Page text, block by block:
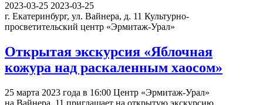
2023-03-25 2023-03-25
г. Екатеринбург, ул. Вайнера, д. 11 Культурно-
просветительский центр «Эрмитаж-Урал»
Открытая экскурсия «Яблочная
кожура над раскаленным хаосом»
25 марта 2023 года в 16:00 Центр «Эрмитаж-Урал»